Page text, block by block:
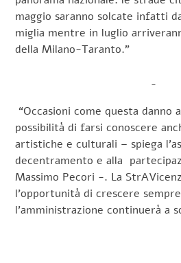
maggio saranno solcate infatti
miglia mentre in luglio
della Milano-Taranto.”
“Occasioni come questa danno
possibilità di farsi conoscere
artistiche e culturali – spiega
decentramento e alla
Massimo Pecori -. La
l’opportunità di crescere
l’amministrazione continuerà a